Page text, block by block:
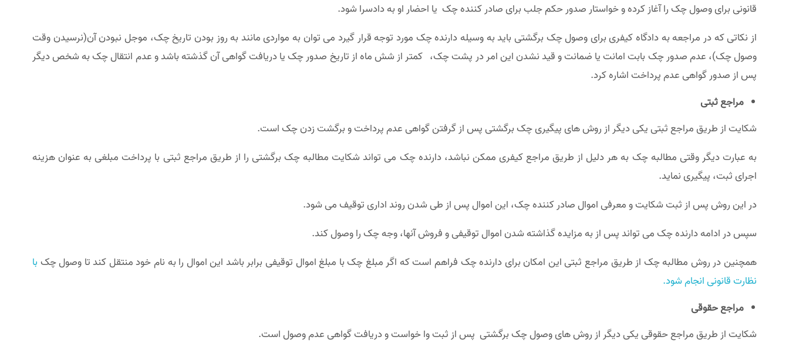
قانونی برای وصول چک را آغاز کرده و خواستار صدور حکم جلب برای صادر کننده چک یا احضار او به دادسرا شود.
از نکاتی که در مراجعه به دادگاه کیفری برای وصول چک برگشتی باید به وسیله دارنده چک مورد توجه قرار گیرد می توان به مواردی مانند به روز بودن تاریخ چک، موجل نبودن آن(نرسیدن وقت
وصول چک)، عدم صدور چک بابت امانت یا ضمانت و قید نشدن این امر در پشت چک، کمتر از شش ماه از تاریخ صدور چک یا دریافت گواهی آن گذشته باشد و عدم انتقال چک به شخص دیگر
پس از صدور گواهی عدم پرداخت اشاره کرد.
مراجع ثبتی
شکایت از طریق مراجع ثبتی یکی دیگر از روش های پیگیری چک برگشتی پس از گرفتن گواهی عدم پرداخت و برگشت زدن چک است.
به عبارت دیگر وقتی مطالبه چک به هر دلیل از طریق مراجع کیفری ممکن نباشد، دارنده چک می تواند شکایت مطالبه چک برگشتی را از طریق مراجع ثبتی با پرداخت مبلغی به عنوان هزینه
اجرای ثبت، پیگیری نماید.
در این روش پس از ثبت شکایت و معرفی اموال صادر کننده چک، این اموال پس از طی شدن روند اداری توقیف می شود.
سپس در ادامه دارنده چک می تواند پس از به مزایده گذاشته شدن اموال توقیفی و فروش آنها، وجه چک را وصول کند.
همچنین در روش مطالبه چک از طریق مراجع ثبتی این امکان برای دارنده چک فراهم است که اگر مبلغ چک با مبلغ اموال توقیفی برابر باشد این اموال را به نام خود منتقل کند تا وصول چک با
نظارت قانونی انجام شود.
مراجع حقوقی
شکایت از طریق مراجع حقوقی یکی دیگر از روش های وصول چک برگشتی پس از ثبت وا خواست و دریافت گواهی عدم وصول است.